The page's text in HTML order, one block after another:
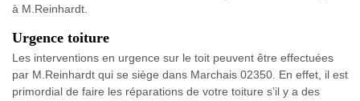
à M.Reinhardt.
Urgence toiture
Les interventions en urgence sur le toit peuvent être effectuées
par M.Reinhardt qui se siège dans Marchais 02350. En effet, il est
primordial de faire les réparations de votre toiture s’il y a des